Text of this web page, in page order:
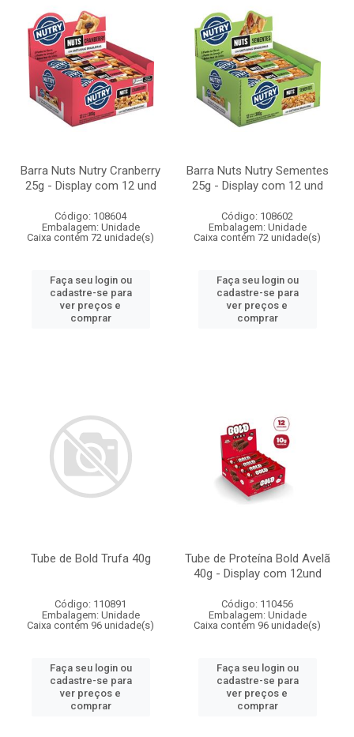
Barra Nuts Nutry Cranberry
25g - Display com 12 und
Código: 108604
Embalagem: Unidade
Caixa contém 72 unidade(s)
Faça seu login ou
cadastre-se para
ver preços e
comprar
Barra Nuts Nutry Sementes
25g - Display com 12 und
Código: 108602
Embalagem: Unidade
Caixa contém 72 unidade(s)
Faça seu login ou
cadastre-se para
ver preços e
comprar
Tube de Bold Trufa 40g
Código: 110891
Embalagem: Unidade
Caixa contém 96 unidade(s)
Faça seu login ou
cadastre-se para
ver preços e
comprar
Tube de Proteína Bold Avelã
40g - Display com 12und
Código: 110456
Embalagem: Unidade
Caixa contém 96 unidade(s)
Faça seu login ou
cadastre-se para
ver preços e
comprar